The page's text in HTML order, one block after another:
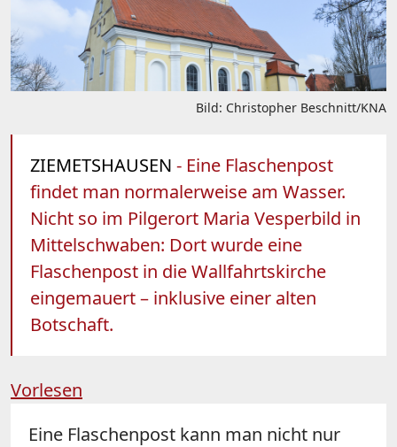
Bild: Christopher Beschnitt/KNA
ZIEMETSHAUSEN - Eine Flaschenpost
findet man normalerweise am Wasser.
Nicht so im Pilgerort Maria Vesperbild in
Mittelschwaben: Dort wurde eine
Flaschenpost in die Wallfahrtskirche
eingemauert – inklusive einer alten
Botschaft.
Vorlesen
Eine Flaschenpost kann man nicht nur